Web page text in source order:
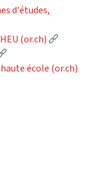
d'études,
(or.ch)
(External link)
école (or.ch)